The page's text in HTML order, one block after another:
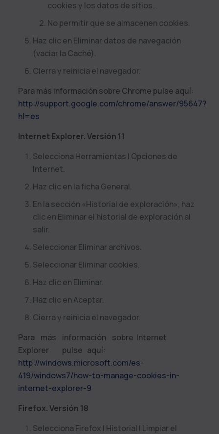
cookies y los datos de sitios…
No permitir que se almacenen cookies.
Haz clic en Eliminar datos de navegación
(vaciar la Caché).
Cierra y reinicia el navegador.
Para más información sobre Chrome pulse aquí:
http://support.google.com/chrome/answer/95647?
hl=es
Internet Explorer. Versión 11
Selecciona Herramientas | Opciones de
Internet.
Haz clic en la ficha General.
En la sección «Historial de exploración», haz
clic en Eliminar el historial de exploración al
salir.
Seleccionar Eliminar archivos.
Seleccionar Eliminar cookies.
Haz clic en Eliminar.
Haz clic en Aceptar.
Cierra y reinicia el navegador.
Para más información sobre Internet
Explorer pulse aquí:
http://windows.microsoft.com/es-
419/windows7/how-to-manage-cookies-in-
internet-explorer-9
Firefox. Versión 18
Selecciona Firefox | Historial | Limpiar el